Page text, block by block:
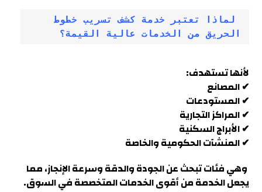
الحريق من الخدمات عالية القيمة؟
لأنها تستهدف:
✔ المصانع
✔ المستودعات
✔ المراكز التجارية
✔ الأبراج السكنية
✔ المنشآت الحكومية والخاصة
وهي فئات تبحث عن الجودة والدقة وسرعة الإنجاز، مما
يجعل الخدمة من أقوى الخدمات المتخصصة في السوق.